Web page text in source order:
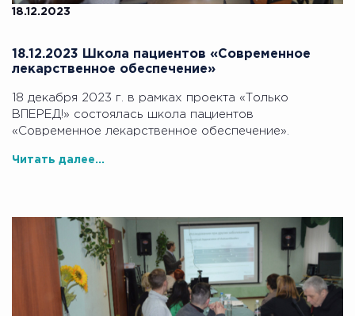
18.12.2023
18.12.2023 Школа пациентов «Современное
лекарственное обеспечение»
18 декабря 2023 г. в рамках проекта «Только
ВПЕРЕД!» состоялась школа пациентов
«Современное лекарственное обеспечение».
Читать далее...